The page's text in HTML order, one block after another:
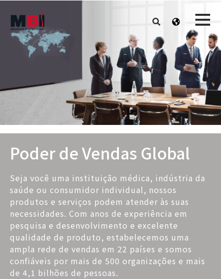
Poder de Vendas Global
Seja você uma instituição médica, indústria da
saúde ou consumidor individual, nossos
produtos e serviços podem atender às suas
necessidades. Com anos de experiência em
pesquisa e desenvolvimento e excelente
qualidade de produto, estabelecemos uma
ampla rede de vendas em 22 países e somos
confiáveis por mais de 500 organizações e mais
de 4,1 bilhões de pessoas.